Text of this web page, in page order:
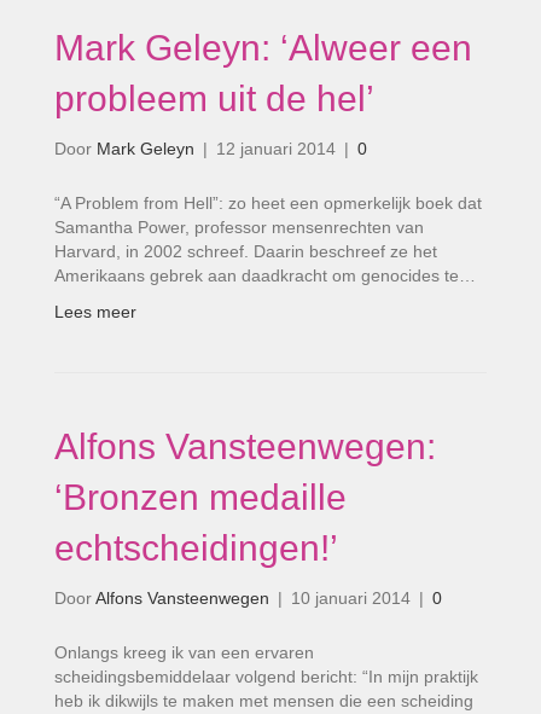
Mark Geleyn: ‘Alweer een
probleem uit de hel’
Door Mark Geleyn | 12 januari 2014 | 0
“A Problem from Hell”: zo heet een opmerkelijk boek dat
Samantha Power, professor mensenrechten van
Harvard, in 2002 schreef. Daarin beschreef ze het
Amerikaans gebrek aan daadkracht om genocides te…
Lees meer
Alfons Vansteenwegen:
‘Bronzen medaille
echtscheidingen!’
DoorAlfons Vansteenwegen | 10 januari 2014 | 0
Onlangs kreeg ik van een ervaren
scheidingsbemiddelaar volgend bericht: “In mijn praktijk
heb ik dikwijls te maken met mensen die een scheiding